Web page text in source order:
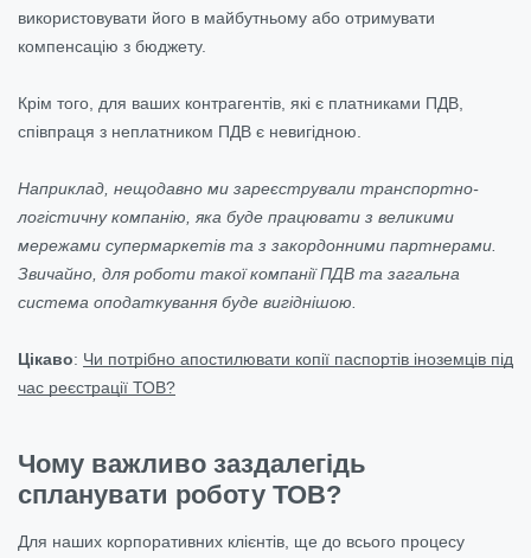
використовувати його в майбутньому або отримувати
компенсацію з бюджету.
Крім того, для ваших контрагентів, які є платниками ПДВ,
співпраця з неплатником ПДВ є невигідною.
Наприклад, нещодавно ми зареєстрували транспортно-
логістичну компанію, яка буде працювати з великими
мережами супермаркетів та з закордонними партнерами.
Звичайно, для роботи такої компанії ПДВ та загальна
система оподаткування буде вигіднішою.
Цікаво: Чи потрібно апостилювати копії паспортів іноземців під
час реєстрації ТОВ?
Чому важливо заздалегідь
спланувати роботу ТОВ?
Для наших корпоративних клієнтів, ще до всього процесу